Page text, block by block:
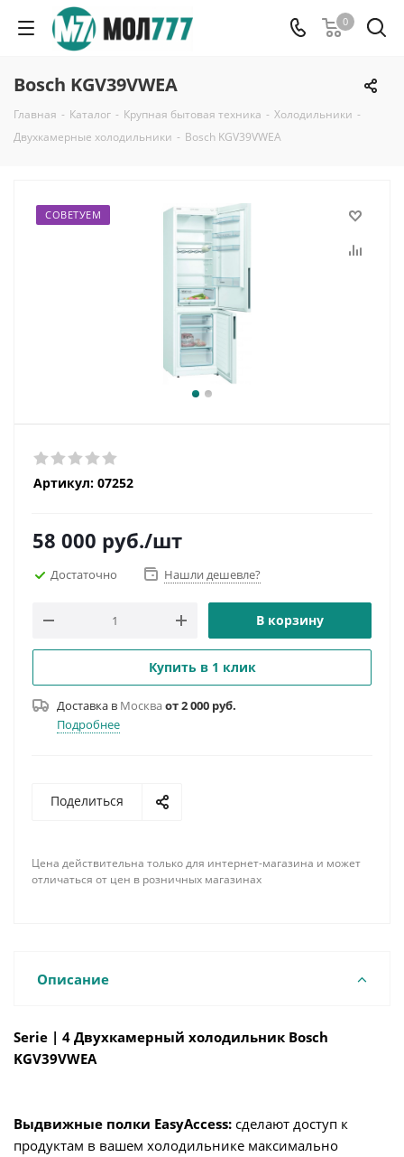
0
Bosch KGV39VWEA
Главная - Каталог - Крупная бытовая техника - Холодильники -
Двухкамерные холодильники - Bosch KGV39VWEA
СОВЕТУЕМ
Артикул: 07252
58 000 руб./шт
Достаточно Нашли дешевле?
В корзину
Купить в 1 клик
Доставка в Москваот 2 000 руб.
Подробнее
Поделиться
Цена действительна только для интернет-магазина и может
отличаться от цен в розничных магазинах
Описание
Serie | 4 Двухкамерный холодильник Bosch
KGV39VWEA
Выдвижные полки EasyAccess: сделают доступ к
продуктам в вашем холодильнике максимально